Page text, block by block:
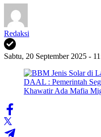
Redaksi
Sabtu, 20 September 2025 -